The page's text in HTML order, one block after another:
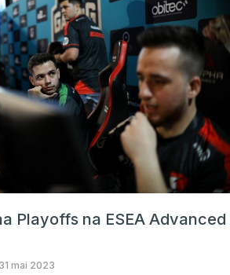
Playoffs na ESEA Advanced
31 mai 2023